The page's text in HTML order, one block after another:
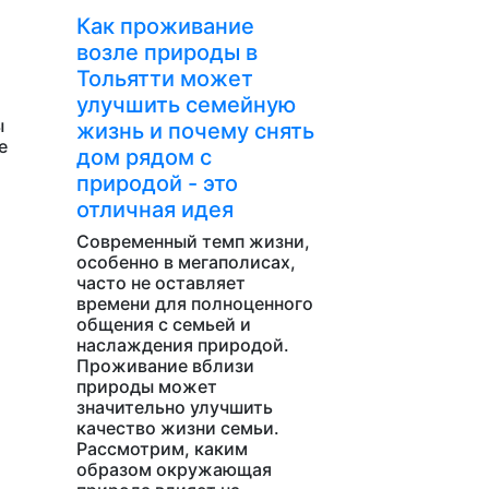
Как проживание
возле природы в
Тольятти может
улучшить семейную
жизнь и почему снять
дом рядом с
природой - это
отличная идея
Современный темп жизни,
особенно в мегаполисах,
часто не оставляет
времени для полноценного
общения с семьей и
наслаждения природой.
Проживание вблизи
природы может
значительно улучшить
качество жизни семьи.
Рассмотрим, каким
образом окружающая